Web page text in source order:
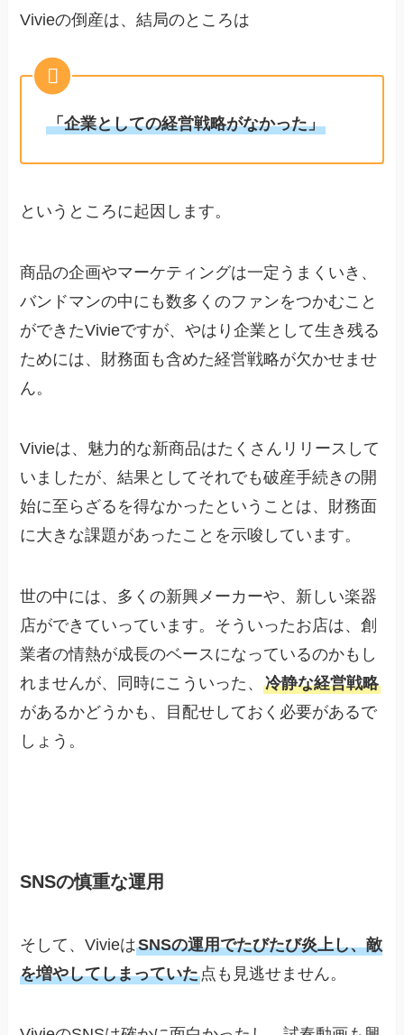
Vivieの倒産は、結局のところは
「企業としての経営戦略がなかった」
というところに起因します。
商品の企画やマーケティングは一定うまくいき、
バンドマンの中にも数多くのファンをつかむこと
ができたVivieですが、やはり企業として生き残る
ためには、財務面も含めた経営戦略が欠かせませ
ん。
Vivieは、魅力的な新商品はたくさんリリースして
いましたが、結果としてそれでも破産手続きの開
始に至らざるを得なかったということは、財務面
に大きな課題があったことを示唆しています。
世の中には、多くの新興メーカーや、新しい楽器
店ができていっています。そういったお店は、創
業者の情熱が成長のベースになっているのかもし
れませんが、同時にこういった、冷静な経営戦略
があるかどうかも、目配せしておく必要があるで
しょう。
SNSの慎重な運用
そして、VivieはSNSの運用でたびたび炎上し、敵
を増やしてしまっていた点も見逃せません。